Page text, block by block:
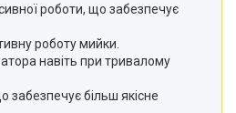
роботи, що забезпечує
роботу мийки.
навіть при тривалому
більш якісне